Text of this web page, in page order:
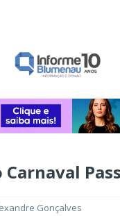
Carnaval
Gonçalves